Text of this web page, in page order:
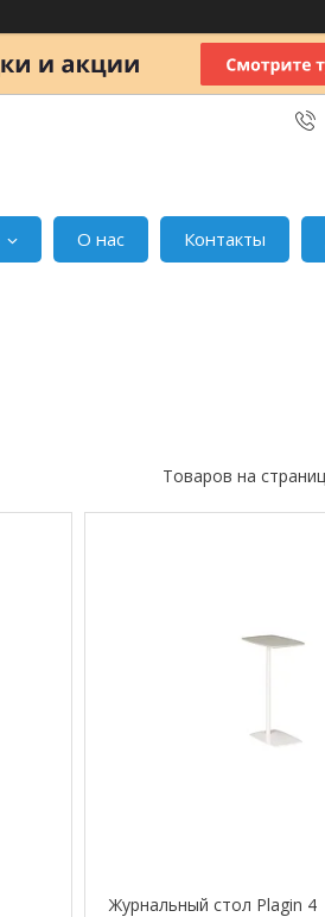
О нас Контакты
Журнальный стол Plagin 4